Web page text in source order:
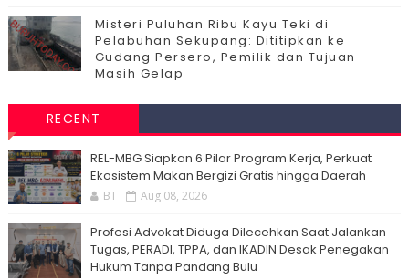
Misteri Puluhan Ribu Kayu Teki di
Pelabuhan Sekupang: Dititipkan ke
Gudang Persero, Pemilik dan Tujuan
Masih Gelap
RECENT
‎REL-MBG Siapkan 6 Pilar Program Kerja, Perkuat
Ekosistem Makan Bergizi Gratis hingga Daerah
BT Aug 08, 2026
Profesi Advokat Diduga Dilecehkan Saat Jalankan
Tugas, PERADI, TPPA, dan IKADIN Desak Penegakan
Hukum Tanpa Pandang Bulu